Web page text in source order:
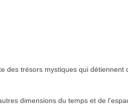
des trésors mystiques qui détiennent
dimensions du temps et de